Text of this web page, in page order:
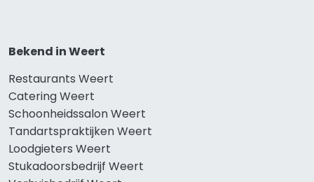
Bekend in Weert
Restaurants Weert
Catering Weert
Schoonheidssalon Weert
Tandartspraktijken Weert
Loodgieters Weert
Stukadoorsbedrijf Weert